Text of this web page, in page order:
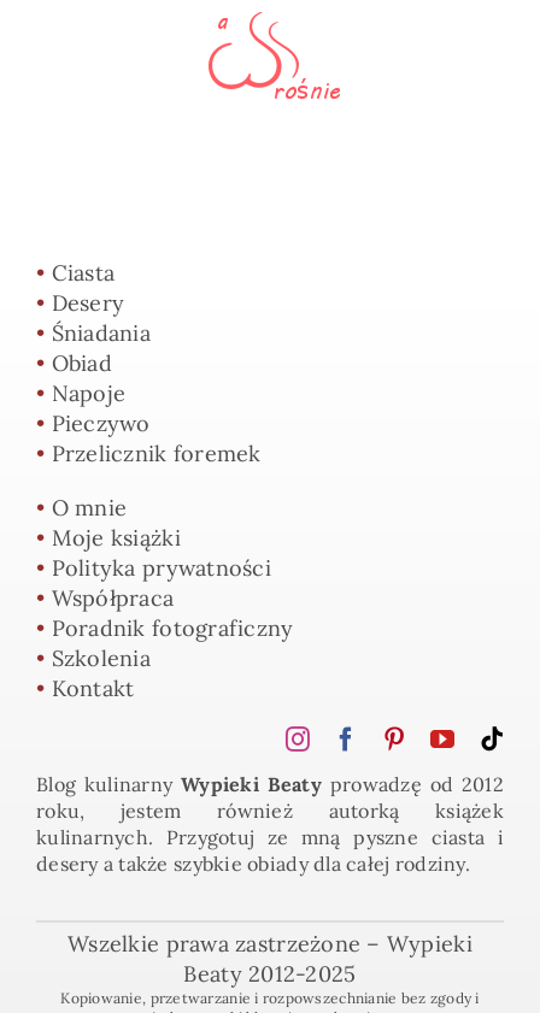
• Ciasta
• Desery
• Śniadania
• Obiad
• Napoje
• Pieczywo
• Przelicznik foremek
• O mnie
• Moje książki
• Polityka prywatności
• Współpraca
• Poradnik fotograficzny
• Szkolenia
• Kontakt
Blog kulinarny Wypieki Beaty prowadzę od 2012
roku, jestem również autorką książek
kulinarnych. Przygotuj ze mną pyszne ciasta i
desery a także szybkie obiady dla całej rodziny.
Wszelkie prawa zastrzeżone – Wypieki
Beaty 2012-2025
Kopiowanie, przetwarzanie i rozpowszechnianie bez zgody i